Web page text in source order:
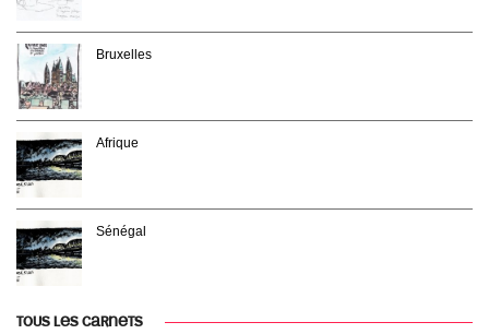
Bruxelles
Afrique
Sénégal
TOUS LES CARNETS